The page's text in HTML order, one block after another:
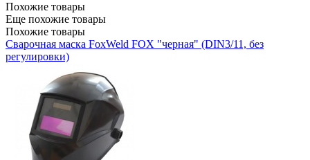
Похожие товары
Еще похожие товары
Похожие товары
Сварочная маска FoxWeld FOX "черная" (DIN3/11, без
регулировки)